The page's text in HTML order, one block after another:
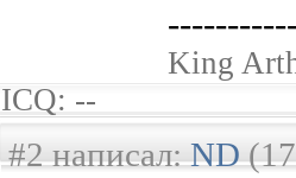
King
ICQ: --
#2 написал:ND(17